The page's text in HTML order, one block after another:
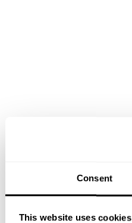
Consent
This website uses cookies